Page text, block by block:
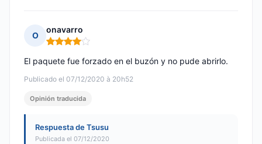
O
onavarro
Nota: 4 de 5
Publicado el 07/12/2020 à 20h52
El paquete fue forzado en el buzón y no pude abrirlo.
Opinión traducida
Respuesta de Tsusu
Publicada el 07/12/2020